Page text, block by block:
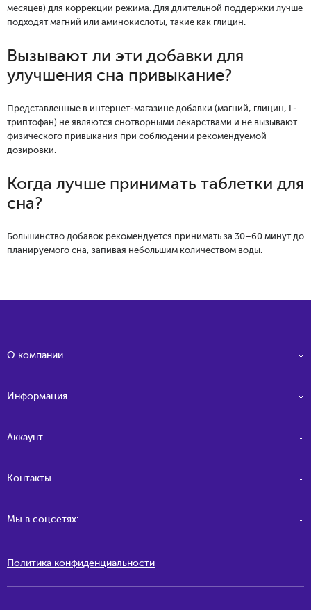
месяцев) для коррекции режима. Для длительной поддержки лучше
подходят магний или аминокислоты, такие как глицин.
Вызывают ли эти добавки для
улучшения сна привыкание?
Представленные в интернет-магазине добавки (магний, глицин, L-
триптофан) не являются снотворными лекарствами и не вызывают
физического привыкания при соблюдении рекомендуемой
дозировки.
Когда лучше принимать таблетки для
сна?
Большинство добавок рекомендуется принимать за 30–60 минут до
планируемого сна, запивая небольшим количеством воды.
О компании
Информация
Аккаунт
Контакты
Мы в соцсетях:
Политика конфиденциальности